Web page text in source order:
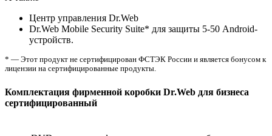
Центр управления Dr.Web
Dr.Web Mobile Security Suite* для защиты 5-50 Android-
устройств.
* — Этот продукт не сертифицирован ФСТЭК России и является бонусом к
лицензии на сертифицированные продукты.
Комплектация фирменной коробки Dr.Web для бизнеса
сертифицированный